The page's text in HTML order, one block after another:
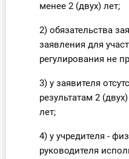
Обучение
Тарифы
Тестирование для
бухгалтера
менее 2 (двух) лет;
2) обязательства
заявления для
регулирования не
3) у заявителя
результатам 2
лет;
4) у учредителя -
руководителя